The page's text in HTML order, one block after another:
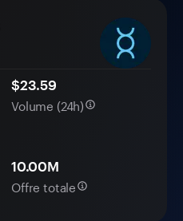
$23.59
Volume (24h)
10.00M
Offre totale